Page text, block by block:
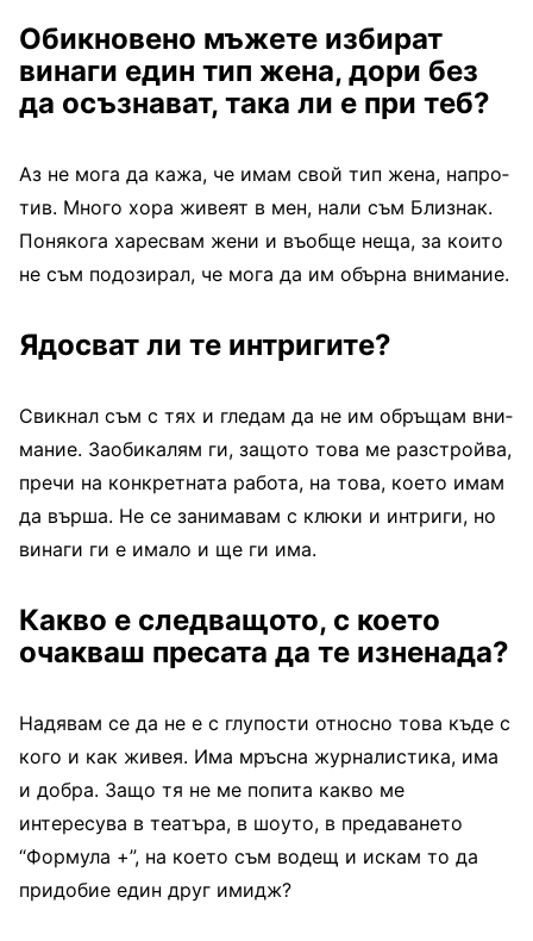
Обикновено мъжете из­бират
винаги един тип жена, дори без
да осъзнават, така ли е при теб?
Аз не мога да кажа, че имам свой тип жена, напро­
тив. Много хора живеят в мен, нали съм Близнак.
По­някога харесвам жени и въ­обще неща, за които
не съм подозирал, че мога да им обърна внимание.
Ядосват ли те интригите?
Свикнал съм с тях и гле­дам да не им обръщам вни­
мание. Заобикалям ги, защото това ме разстройва,
пречи на конкретната рабо­та, на това, което имам
да върша. Не се занимавам с клюки и интриги, но
винаги ги е имало и ще ги има.
Какво е следващото, с което
очакваш пресата да те изненада?
Надявам се да не е с глу­пости относно това къде с
кого и как живея. Има мръс­на журналистика, има
и доб­ра. Защо тя не ме попита какво ме
интересува в теа­търа, в шоуто, в предаване­то
“Формула +”, на което съм водещ и искам то да
придобие един друг имидж?